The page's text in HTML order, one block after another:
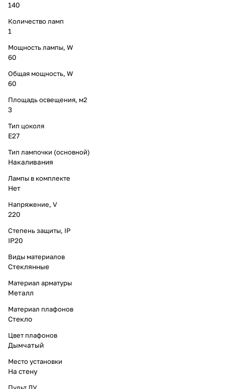
140
Количество ламп
1
Мощность лампы, W
60
Общая мощность, W
60
Площадь освещения, м2
3
Тип цоколя
E27
Тип лампочки (основной)
Накаливания
Лампы в комплекте
Нет
Напряжение, V
220
Степень защиты, IP
IP20
Виды материалов
Стеклянные
Материал арматуры
Металл
Материал плафонов
Стекло
Цвет плафонов
Дымчатый
Место установки
На стену